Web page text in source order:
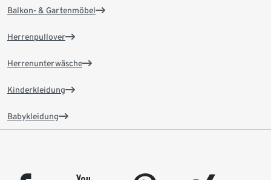
Balkon- & Gartenmöbel
Herrenpullover
Herrenunterwäsche
Kinderkleidung
Babykleidung